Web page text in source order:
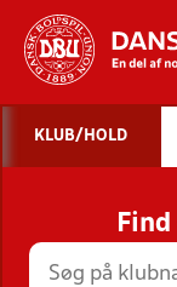
KLUB/HOLD